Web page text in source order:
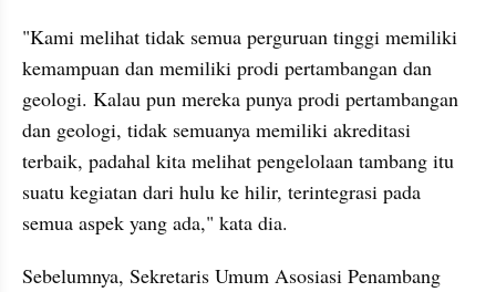
"Kami melihat tidak semua perguruan tinggi memiliki
kemampuan dan memiliki prodi pertambangan dan
geologi. Kalau pun mereka punya prodi pertambangan
dan geologi, tidak semuanya memiliki akreditasi
terbaik, padahal kita melihat pengelolaan tambang itu
suatu kegiatan dari hulu ke hilir, terintegrasi pada
semua aspek yang ada," kata dia.
Sebelumnya, Sekretaris Umum Asosiasi Penambang